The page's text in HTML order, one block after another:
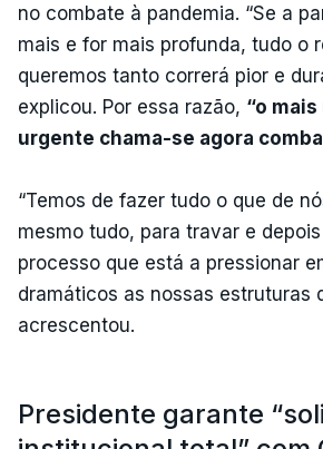
no combate à pandemia. “Se a
mais e for mais profunda, tudo o
queremos tanto correrá pior e
explicou. Por essa razão, “o
urgente chama-se agora
“Temos de fazer tudo o que de
mesmo tudo, para travar e
processo que está a pressionar
dramáticos as nossas estruturas
acrescentou.
Presidente garante